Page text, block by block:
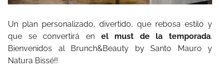
Un plan personalizado, divertido, que rebosa estilo y
que se convertirá en el must de la temporada.
Bienvenidos al Brunch&Beauty by Santo Mauro y
Natura Bissé!!